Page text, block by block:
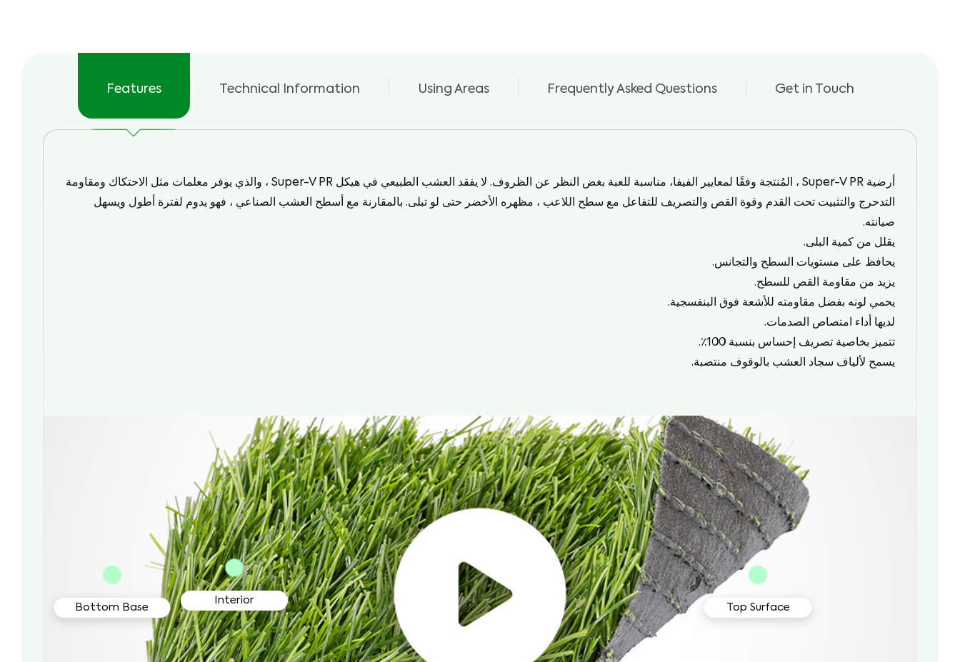
Features Technical Information Using Areas Frequently Asked Questions Get in Touch
أرضية Super-V PR ، المُنتجة وفقًا لمعايير الفيفا، مناسبة للعبة بغض النظر عن الظروف. لا يفقد العشب الطبيعي في هيكل Super-V PR ، والذي يوفر معلمات مثل الاحتكاك ومقاومة
التدحرج والتثبيت تحت القدم وقوة القص والتصريف للتفاعل مع سطح اللاعب ، مظهره الأخضر حتى لو تبلى. بالمقارنة مع أسطح العشب الصناعي ، فهو يدوم لفترة أطول ويسهل
صيانته.
يقلل من كمية البلى.
يحافظ على مستويات السطح والتجانس.
يزيد من مقاومة القص للسطح.
يحمي لونه بفضل مقاومته للأشعة فوق البنفسجية.
لديها أداء امتصاص الصدمات.
تتميز بخاصية تصريف إحساس بنسبة 100٪.
يسمح لألياف سجاد العشب بالوقوف منتصبة.
Interior
Bottom Base Top Surface